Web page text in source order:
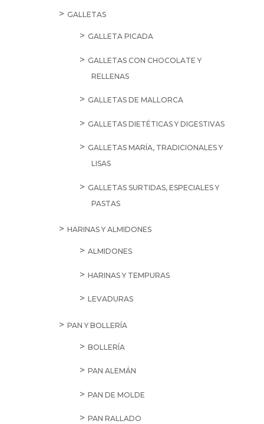
GALLETAS
GALLETA PICADA
GALLETAS CON CHOCOLATE Y
RELLENAS
GALLETAS DE MALLORCA
GALLETAS DIETÉTICAS Y DIGESTIVAS
GALLETAS MARÍA, TRADICIONALES Y
LISAS
GALLETAS SURTIDAS, ESPECIALES Y
PASTAS
HARINAS Y ALMIDONES
ALMIDONES
HARINAS Y TEMPURAS
LEVADURAS
PAN Y BOLLERÍA
BOLLERÍA
PAN ALEMÁN
PAN DE MOLDE
PAN RALLADO